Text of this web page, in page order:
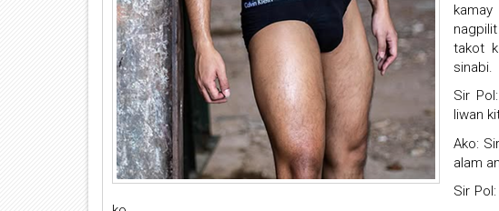
takot
sinabi.
Sir
Iiwan
Ako:
alam
Sir